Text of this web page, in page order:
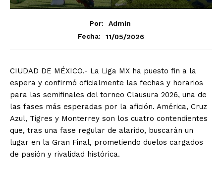
Por:
Admin
Fecha:
11/05/2026
CIUDAD DE MÉXICO.- La Liga MX ha puesto fin a la
espera y confirmó oficialmente las fechas y horarios
para las semifinales del torneo Clausura 2026, una de
las fases más esperadas por la afición. América, Cruz
Azul, Tigres y Monterrey son los cuatro contendientes
que, tras una fase regular de alarido, buscarán un
lugar en la Gran Final, prometiendo duelos cargados
de pasión y rivalidad histórica.